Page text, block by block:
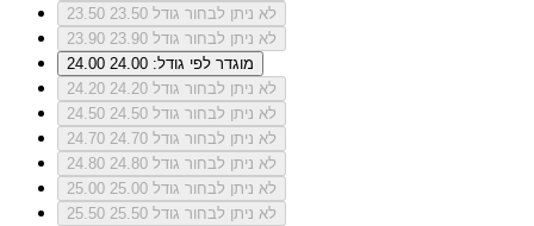
23.50
לא ניתן לבחור גודל 23.50
23.90
לא ניתן לבחור גודל 23.90
24.00
מוגדר לפי גודל: 24.00
24.20
לא ניתן לבחור גודל 24.20
24.50
לא ניתן לבחור גודל 24.50
24.70
לא ניתן לבחור גודל 24.70
24.80
לא ניתן לבחור גודל 24.80
25.00
לא ניתן לבחור גודל 25.00
25.50
לא ניתן לבחור גודל 25.50